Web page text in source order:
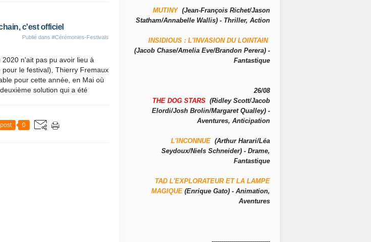
c'est officiel
Publié dans #Cérémonies-Festivals
n'ait pas pu avoir lieu à
le festival), Thierry Fremaux
pour cette année, en Mai où
solution qui a été
0
MUTINY(Jean-François Richet/Jason
Statham/Annabelle Wallis) - Thriller, Action
INSIDIOUS : L'INVASION DU LOINTAIN
(Jacob Chase/Amelia Eve/Brandon Perera) -
Fantastique
26/08
THE DOG STARS (Ridley Scott/Jacob
Elordi/Josh Brolin/Margaret Qualley) -
Aventures, Anticipation
L'INCONNUE (Arthur Harari/Léa
Seydoux/Niels Schneider) - Drame,
Fantastique
TAD L'EXPLORATEUR ET LA LAMPE
MAGIQUE (Enrique Gato) - Animation,
Aventures